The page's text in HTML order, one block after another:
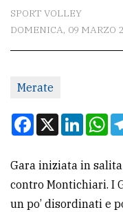
CONTATTI
Scrivici
Per
la
pubblicità
SPORT VOLLEY
DOMENICA, 09 MARZO
Merate
Facebook
X
Gara iniziata in
contro Montichiari. I
un po’ disordinati e